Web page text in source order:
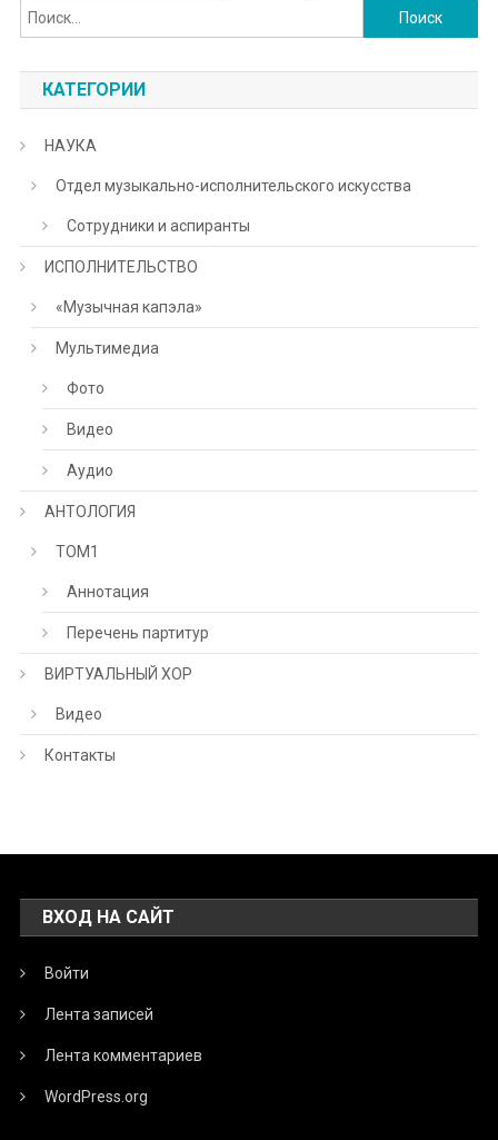
Найти:
КАТЕГОРИИ
НАУКА
Отдел музыкально-исполнительского искусства
Сотрудники и аспиранты
ИСПОЛНИТЕЛЬСТВО
«Музычная капэла»
Мультимедиа
Фото
Видео
Аудио
АНТОЛОГИЯ
ТОМ1
Аннотация
Перечень партитур
ВИРТУАЛЬНЫЙ ХОР
Видео
Контакты
ВХОД НА САЙТ
Войти
Лента записей
Лента комментариев
WordPress.org